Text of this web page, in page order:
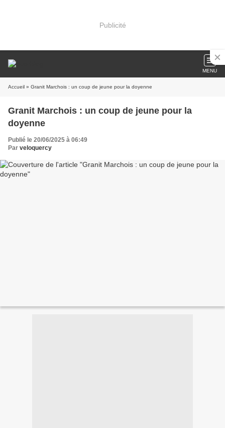
Publicité
MENU
Accueil » Granit Marchois : un coup de jeune pour la doyenne
Granit Marchois : un coup de jeune pour la
doyenne
Publié le 20/06/2025 à 06:49
Par veloquercy